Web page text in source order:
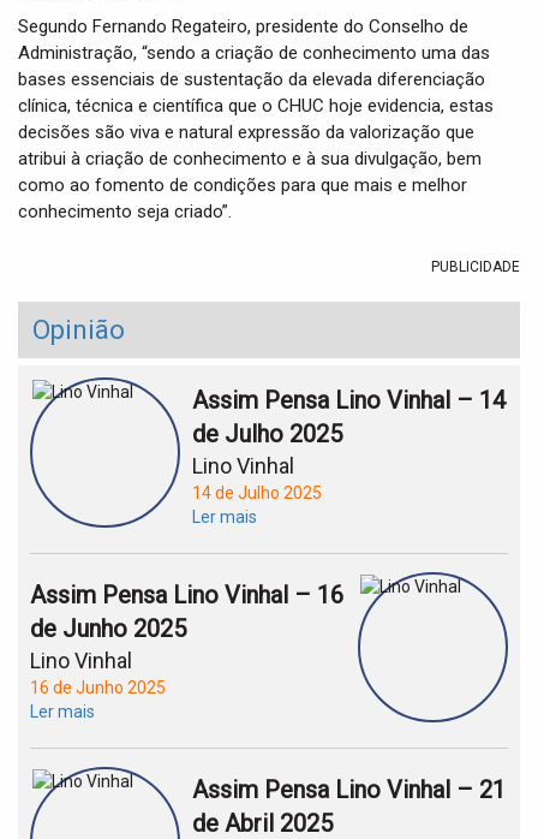
Segundo Fernando Regateiro, presidente do Conselho de
Administração, “sendo a criação de conhecimento uma das
bases essenciais de sustentação da elevada diferenciação
clínica, técnica e científica que o CHUC hoje evidencia, estas
decisões são viva e natural expressão da valorização que
atribui à criação de conhecimento e à sua divulgação, bem
como ao fomento de condições para que mais e melhor
conhecimento seja criado”.
PUBLICIDADE
Opinião
Assim Pensa Lino Vinhal – 14
de Julho 2025
Lino Vinhal
14 de Julho 2025
Ler mais
Assim Pensa Lino Vinhal – 16
de Junho 2025
Lino Vinhal
16 de Junho 2025
Ler mais
Assim Pensa Lino Vinhal – 21
de Abril 2025